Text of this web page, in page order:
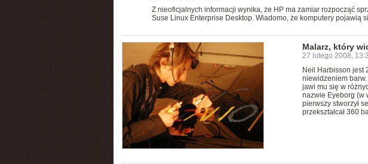
Z nieoficjalnych informacji wynika, że HP ma zamiar rozpocząć
Suse Linux Enterprise Desktop. Wiadomo, że komputery pojawią
Malarz, który
27 lutego 2008,
Neil Harbisson jest
niewidzeniem
jawi mu się w
nazwie Eyeborg (w
pierwszy stworzył
przekształcał 360